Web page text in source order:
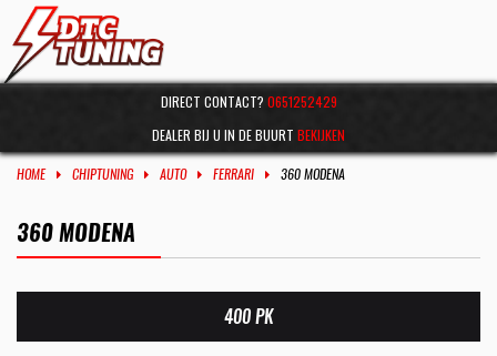
DIRECT CONTACT? 0651252429
DEALER BIJ U IN DE BUURT BEKIJKEN
HOME CHIPTUNING AUTO FERRARI 360 MODENA
360 MODENA
400 PK